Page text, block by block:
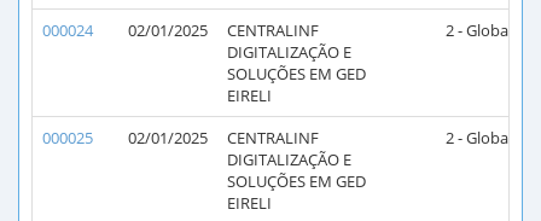
000024 02/01/2025
CENTRALINF
DIGITALIZAÇÃO E
SOLUÇÕES EM GED
EIRELI
2 - Global
000025 02/01/2025
CENTRALINF
DIGITALIZAÇÃO E
SOLUÇÕES EM GED
EIRELI
2 - Global